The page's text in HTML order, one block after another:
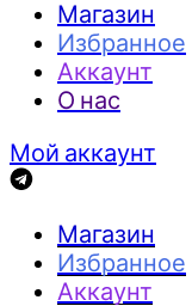
Магазин
Избранное
Аккаунт
О нас
Мой аккаунт
Магазин
Избранное
Аккаунт